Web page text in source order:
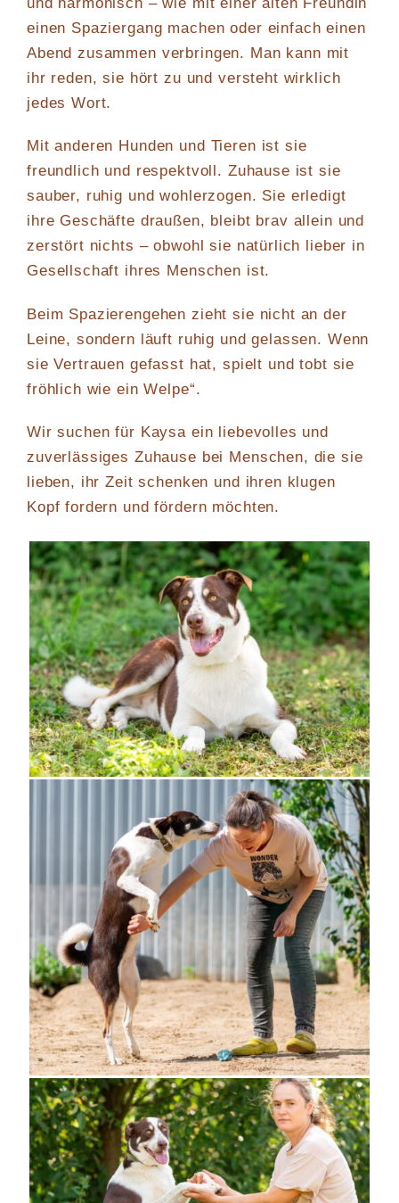
einen Spaziergang machen oder einfach einen
Abend zusammen verbringen. Man kann mit
ihr reden, sie hört zu und versteht wirklich
jedes Wort.
Mit anderen Hunden und Tieren ist sie
freundlich und respektvoll. Zuhause ist sie
sauber, ruhig und wohlerzogen. Sie erledigt
ihre Geschäfte draußen, bleibt brav allein und
zerstört nichts – obwohl sie natürlich lieber in
Gesellschaft ihres Menschen ist.
Beim Spazierengehen zieht sie nicht an der
Leine, sondern läuft ruhig und gelassen. Wenn
sie Vertrauen gefasst hat, spielt und tobt sie
fröhlich wie ein Welpe“.
Wir suchen für Kaysa ein liebevolles und
zuverlässiges Zuhause bei Menschen, die sie
lieben, ihr Zeit schenken und ihren klugen
Kopf fordern und fördern möchten.